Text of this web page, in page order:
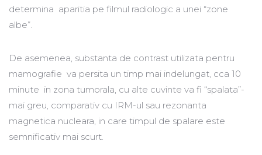
determina aparitia pe filmul radiologic a unei “zone
albe”.
De asemenea, substanta de contrast utilizata pentru
mamografie va persita un timp mai indelungat, cca 10
minute in zona tumorala, cu alte cuvinte va fi “spalata”-
mai greu, comparativ cu IRM-ul sau rezonanta
magnetica nucleara, in care timpul de spalare este
semnificativ mai scurt.